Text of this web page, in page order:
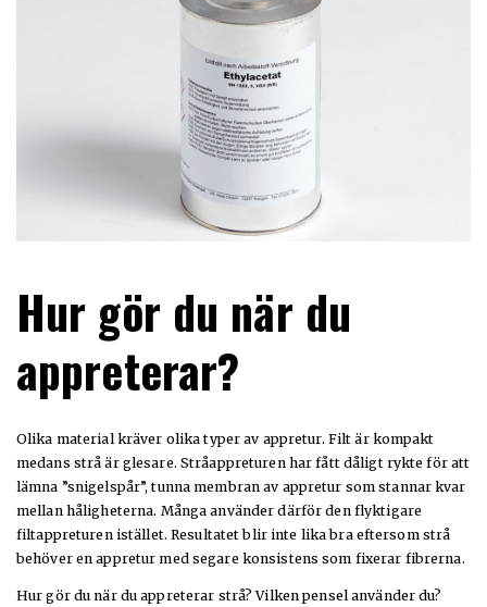
Hur gör du när du
appreterar?
Olika material kräver olika typer av appretur. Filt är kompakt
medans strå är glesare. Stråappreturen har fått dåligt rykte för att
lämna ”snigelspår”, tunna membran av appretur som stannar kvar
mellan håligheterna. Många använder därför den flyktigare
filtappreturen istället. Resultatet blir inte lika bra eftersom strå
behöver en appretur med segare konsistens som fixerar fibrerna.
Hur gör du när du appreterar strå? Vilken pensel använder du?